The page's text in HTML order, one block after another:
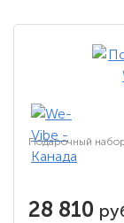
Подарочный
28 810